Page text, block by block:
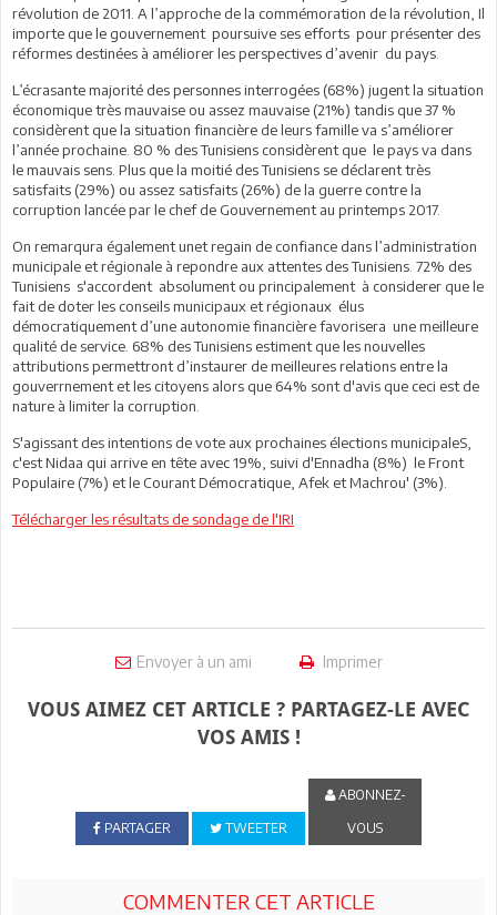
révolution de 2011. A l’approche de la commémoration de la révolution, Il
importe que le gouvernement poursuive ses efforts pour présenter des
réformes destinées à améliorer les perspectives d’avenir du pays.
L’écrasante majorité des personnes interrogées (68%) jugent la situation
économique très mauvaise ou assez mauvaise (21%) tandis que 37 %
considèrent que la situation financière de leurs famille va s’améliorer
l’année prochaine. 80 % des Tunisiens considèrent que le pays va dans
le mauvais sens. Plus que la moitié des Tunisiens se déclarent très
satisfaits (29%) ou assez satisfaits (26%) de la guerre contre la
corruption lancée par le chef de Gouvernement au printemps 2017.
On remarqura également unet regain de confiance dans l’administration
municipale et régionale à repondre aux attentes des Tunisiens. 72% des
Tunisiens s'accordent absolument ou principalement à considerer que le
fait de doter les conseils municipaux et régionaux élus
démocratiquement d’une autonomie financière favorisera une meilleure
qualité de service. 68% des Tunisiens estiment que les nouvelles
attributions permettront d’instaurer de meilleures relations entre la
gouverrnement et les citoyens alors que 64% sont d'avis que ceci est de
nature à limiter la corruption.
S'agissant des intentions de vote aux prochaines élections municipaleS,
c'est Nidaa qui arrive en tête avec 19%, suivi d'Ennadha (8%) le Front
Populaire (7%) et le Courant Démocratique, Afek et Machrou' (3%).
Télécharger les résultats de sondage de l'IRI
Envoyer à un ami Imprimer
VOUS AIMEZ CET ARTICLE ? PARTAGEZ-LE AVEC
VOS AMIS !
PARTAGER TWEETER
ABONNEZ-
VOUS
COMMENTER CET ARTICLE